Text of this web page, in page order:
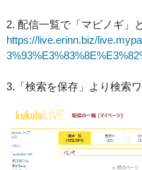
2. 配信一覧で「マビノギ」
https://live.erinn.biz/
3.「検索を保存」より検索